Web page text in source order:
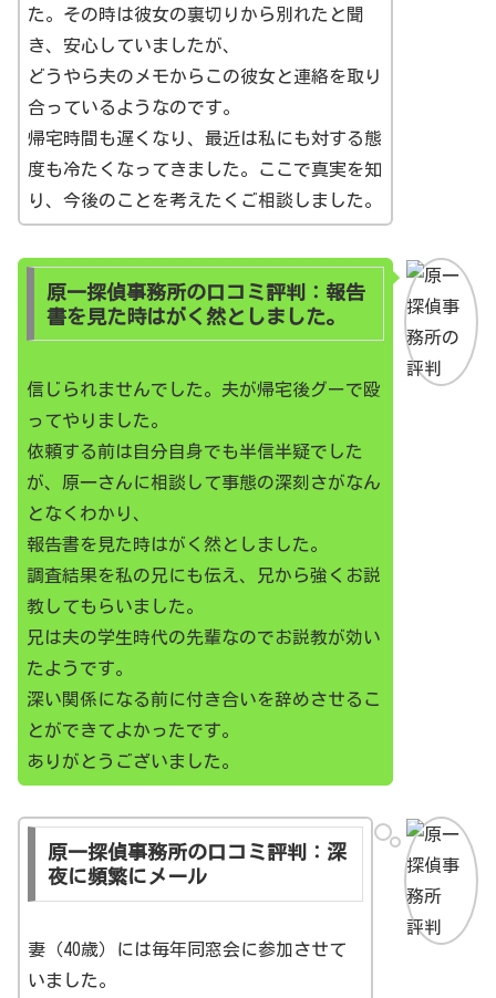
た。その時は彼女の裏切りから別れたと聞
き、安心していましたが、
どうやら夫のメモからこの彼女と連絡を取り
合っているようなのです。
帰宅時間も遅くなり、最近は私にも対する態
度も冷たくなってきました。ここで真実を知
り、今後のことを考えたくご相談しました。
原一探偵事務所の口コミ評判：報告
書を見た時はがく然としました。
信じられませんでした。夫が帰宅後グーで殴
ってやりました。
依頼する前は自分自身でも半信半疑でした
が、原一さんに相談して事態の深刻さがなん
となくわかり、
報告書を見た時はがく然としました。
調査結果を私の兄にも伝え、兄から強くお説
教してもらいました。
兄は夫の学生時代の先輩なのでお説教が効い
たようです。
深い関係になる前に付き合いを辞めさせるこ
とができてよかったです。
ありがとうございました。
原一探偵事務所の口コミ評判：深
夜に頻繁にメール
妻（40歳）には毎年同窓会に参加させて
いました。